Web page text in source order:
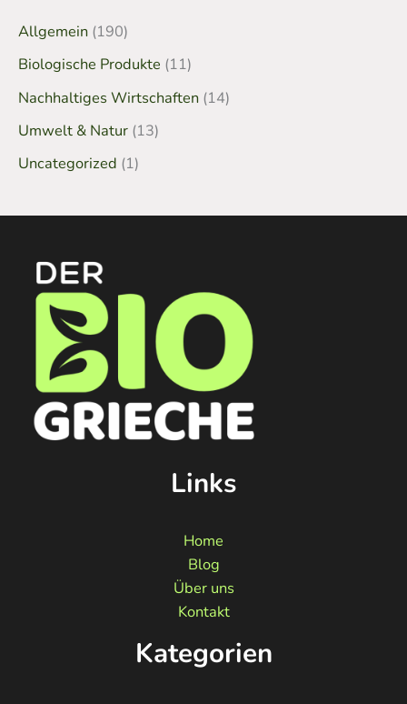
Allgemein (190)
Biologische Produkte (11)
Nachhaltiges Wirtschaften (14)
Umwelt & Natur (13)
Uncategorized (1)
Links
Home
Blog
Über uns
Kontakt
Kategorien